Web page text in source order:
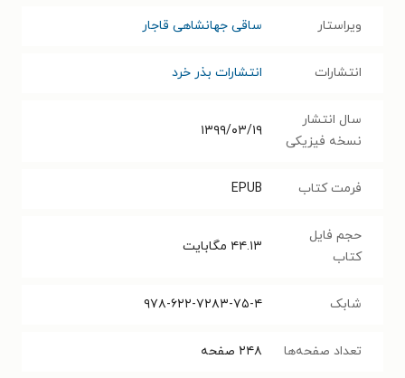
ویراستار ساقی جهانشاهی قاجار
انتشارات انتشارات بذر خرد
سال انتشار
نسخه فیزیکی
۱۳۹۹/۰۳/۱۹
فرمت کتاب EPUB
حجم فایل
کتاب
۴۴.۱۳ مگابایت
شابک ۹۷۸-۶۲۲-۷۲۸۳-۷۵-۴
تعداد صفحه‌ها ۲۴۸ صفحه